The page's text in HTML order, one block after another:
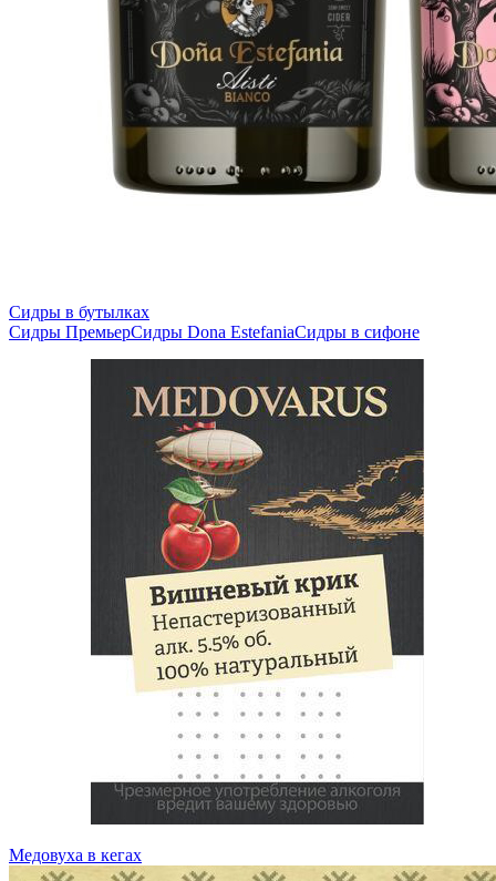
Сидры в бутылках
Сидры ПремьерСидры Dona EstefaniaСидры в сифоне
Медовуха в кегах